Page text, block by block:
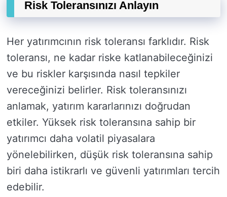
Risk Toleransınızı Anlayın
Her yatırımcının risk toleransı farklıdır. Risk
toleransı, ne kadar riske katlanabileceğinizi
ve bu riskler karşısında nasıl tepkiler
vereceğinizi belirler. Risk toleransınızı
anlamak, yatırım kararlarınızı doğrudan
etkiler. Yüksek risk toleransına sahip bir
yatırımcı daha volatil piyasalara
yönelebilirken, düşük risk toleransına sahip
biri daha istikrarlı ve güvenli yatırımları tercih
edebilir.